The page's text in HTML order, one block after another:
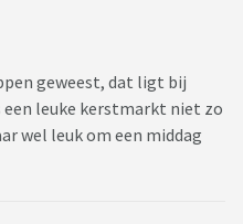
geweest, dat ligt bij
een leuke kerstmarkt niet zo
wel leuk om een middag